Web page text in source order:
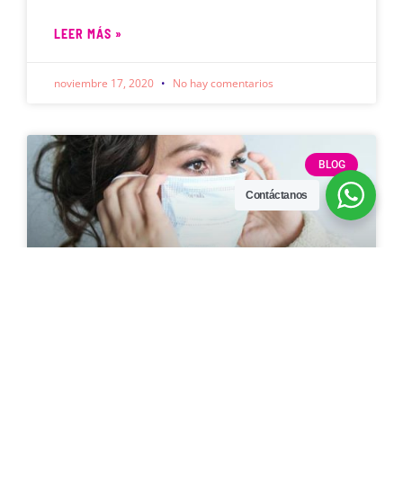
LEER MÁS »
noviembre 17, 2020 No hay comentarios
BLOG
Contáctanos